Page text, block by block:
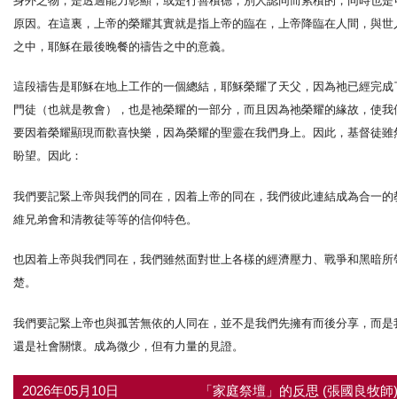
原因。在這裏，上帝的榮耀其實就是指上帝的臨在，上帝降臨在人間，與
之中，耶穌在最後晚餐的禱告之中的意義。
這段禱告是耶穌在地上工作的一個總結，耶穌榮耀了天父，因為祂已經完
門徒（也就是教會），也是祂榮耀的一部分，而且因為祂榮耀的緣故，使
要因着榮耀顯現而歡喜快樂，因為榮耀的聖靈在我們身上。因此，基督徒
盼望。因此：
我們要記緊上帝與我們的同在，因着上帝的同在，我們彼此連結成為合一
維兄弟會和清教徒等等的信仰特色。
也因着上帝與我們同在，我們雖然面對世上各樣的經濟壓力、戰爭和黑暗
楚。
我們要記緊上帝也與孤苦無依的人同在，並不是我們先擁有而後分享，而
還是社會關懷。成為微少，但有力量的見證。
2026年05月10日 「家庭祭壇」的反思 (張國良牧